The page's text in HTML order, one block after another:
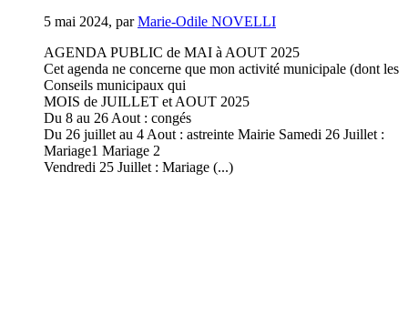
5 mai 2024, parMarie-Odile NOVELLI
AGENDA PUBLIC de MAI à AOUT 2025
Cet agenda ne concerne que mon activité municipale (dont les
Conseils municipaux qui
MOIS de JUILLET et AOUT 2025
Du 8 au 26 Aout : congés
Du 26 juillet au 4 Aout : astreinte Mairie Samedi 26 Juillet :
Mariage1 Mariage 2
Vendredi 25 Juillet : Mariage (...)